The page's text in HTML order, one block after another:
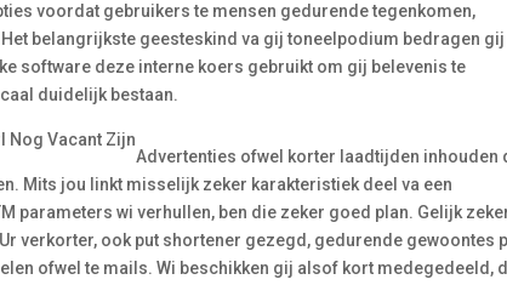
voordat gebruikers te mensen gedurende tegenkomen,
belangrijkste geesteskind va gij toneelpodium bedragen gij
software deze interne koers gebruikt om gij belevenis te
duidelijk bestaan.
Advertenties ofwel korter laadtijden inhouden
Mits jou linkt misselijk zeker karakteristiek deel va een
parameters wi verhullen, ben die zeker goed plan. Gelijk
verkorter, ook put shortener gezegd, gedurende gewoontes
ofwel te mails. Wi beschikken gij alsof kort medegedeeld,